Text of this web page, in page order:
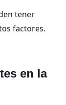
tener
factores.
en la